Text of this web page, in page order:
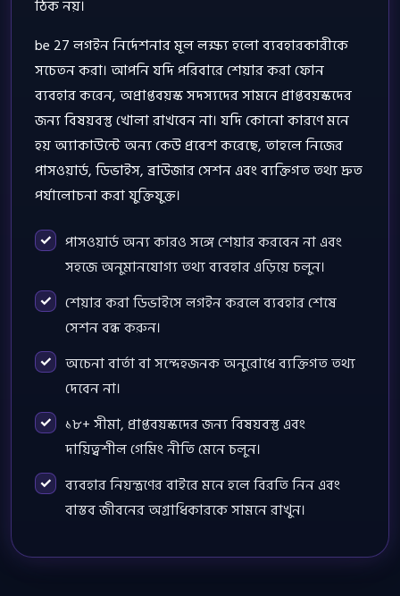
ঠিক নয়।
be 27 লগইন নির্দেশনার মূল লক্ষ্য হলো ব্যবহারকারীকে
সচেতন করা। আপনি যদি পরিবারে শেয়ার করা ফোন
ব্যবহার করেন, অপ্রাপ্তবয়স্ক সদস্যদের সামনে প্রাপ্তবয়স্কদের
জন্য বিষয়বস্তু খোলা রাখবেন না। যদি কোনো কারণে মনে
হয় অ্যাকাউন্টে অন্য কেউ প্রবেশ করেছে, তাহলে নিজের
পাসওয়ার্ড, ডিভাইস, ব্রাউজার সেশন এবং ব্যক্তিগত তথ্য দ্রুত
পর্যালোচনা করা যুক্তিযুক্ত।
পাসওয়ার্ড অন্য কারও সঙ্গে শেয়ার করবেন না এবং
সহজে অনুমানযোগ্য তথ্য ব্যবহার এড়িয়ে চলুন।
শেয়ার করা ডিভাইসে লগইন করলে ব্যবহার শেষে
সেশন বন্ধ করুন।
অচেনা বার্তা বা সন্দেহজনক অনুরোধে ব্যক্তিগত তথ্য
দেবেন না।
১৮+ সীমা, প্রাপ্তবয়স্কদের জন্য বিষয়বস্তু এবং
দায়িত্বশীল গেমিং নীতি মেনে চলুন।
ব্যবহার নিয়ন্ত্রণের বাইরে মনে হলে বিরতি নিন এবং
বাস্তব জীবনের অগ্রাধিকারকে সামনে রাখুন।